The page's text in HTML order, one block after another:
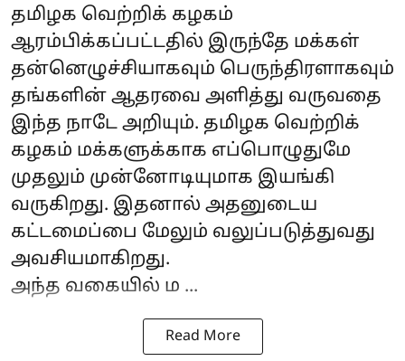
தமிழக வெற்றிக் கழகம்
ஆரம்பிக்கப்பட்டதில் இருந்தே மக்கள்
தன்னெழுச்சியாகவும் பெருந்திரளாகவும்
தங்களின் ஆதரவை அளித்து வருவதை
இந்த நாடே அறியும். தமிழக வெற்றிக்
கழகம் மக்களுக்காக எப்பொழுதுமே
முதலும் முன்னோடியுமாக இயங்கி
வருகிறது. இதனால் அதனுடைய
கட்டமைப்பை மேலும் வலுப்படுத்துவது
அவசியமாகிறது.
அந்த வகையில் ம ...
Read More